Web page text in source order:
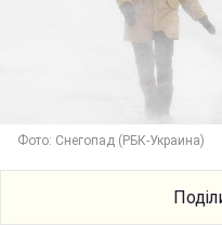
Фото: Снегопад (РБК-Украина)